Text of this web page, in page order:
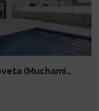
Chalet en Partida Cotoveta (Muchamiel)